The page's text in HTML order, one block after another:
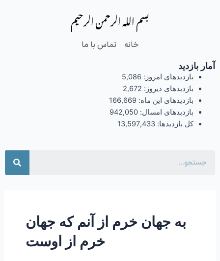
بسم الله الرحمن الرحیم
خانه تماس با ما
آمار بازدید
بازدیدهای امروز: 5,086
بازدیدهای دیروز: 2,672
بازدیدهای این ماه: 166,669
بازدیدهای امسال: 942,050
کل بازدیدها: 13,597,433
به جهان خرم از آنم که جهان
خرم از اوست